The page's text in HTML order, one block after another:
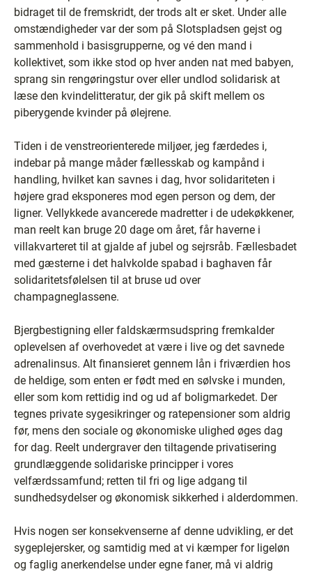
bidraget til de fremskridt, der trods alt er sket. Under alle
omstændigheder var der som på Slotspladsen gejst og
sammenhold i basisgrupperne, og vé den mand i
kollektivet, som ikke stod op hver anden nat med babyen,
sprang sin rengøringstur over eller undlod solidarisk at
læse den kvindelitteratur, der gik på skift mellem os
piberygende kvinder på ølejrene.
Tiden i de venstreorienterede miljøer, jeg færdedes i,
indebar på mange måder fællesskab og kampånd i
handling, hvilket kan savnes i dag, hvor solidariteten i
højere grad eksponeres mod egen person og dem, der
ligner. Vellykkede avancerede madretter i de udekøkkener,
man reelt kan bruge 20 dage om året, får haverne i
villakvarteret til at gjalde af jubel og sejrsråb. Fællesbadet
med gæsterne i det halvkolde spabad i baghaven får
solidaritetsfølelsen til at bruse ud over
champagneglassene.
Bjergbestigning eller faldskærmsudspring fremkalder
oplevelsen af overhovedet at være i live og det savnede
adrenalinsus. Alt finansieret gennem lån i friværdien hos
de heldige, som enten er født med en sølvske i munden,
eller som kom rettidig ind og ud af boligmarkedet. Der
tegnes private sygesikringer og ratepensioner som aldrig
før, mens den sociale og økonomiske ulighed øges dag
for dag. Reelt undergraver den tiltagende privatisering
grundlæggende solidariske principper i vores
velfærdssamfund; retten til fri og lige adgang til
sundhedsydelser og økonomisk sikkerhed i alderdommen.
Hvis nogen ser konsekvenserne af denne udvikling, er det
sygeplejersker, og samtidig med at vi kæmper for ligeløn
og faglig anerkendelse under egne faner, må vi aldrig